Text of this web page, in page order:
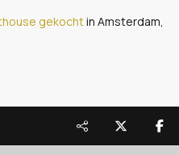
gekochtin Amsterdam,